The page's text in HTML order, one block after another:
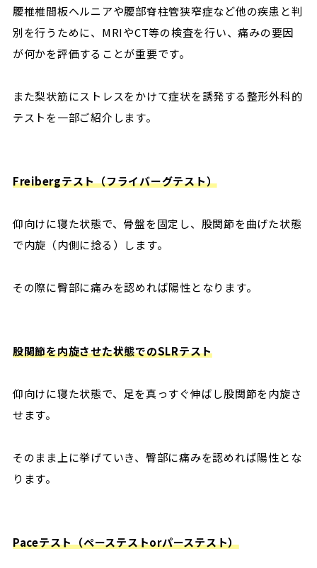
腰椎椎間板ヘルニアや腰部脊柱管狭窄症など他の疾患と判
別を行うために、MRIやCT等の検査を行い、痛みの要因
が何かを評価することが重要です。
また梨状筋にストレスをかけて症状を誘発する整形外科的
テストを一部ご紹介します。
Freibergテスト（フライバーグテスト）
仰向けに寝た状態で、骨盤を固定し、股関節を曲げた状態
で内旋（内側に捻る）します。
その際に臀部に痛みを認めれば陽性となります。
股関節を内旋させた状態でのSLRテスト
仰向けに寝た状態で、足を真っすぐ伸ばし股関節を内旋さ
せます。
そのまま上に挙げていき、臀部に痛みを認めれば陽性とな
ります。
Paceテスト（ペーステストorパーステスト）